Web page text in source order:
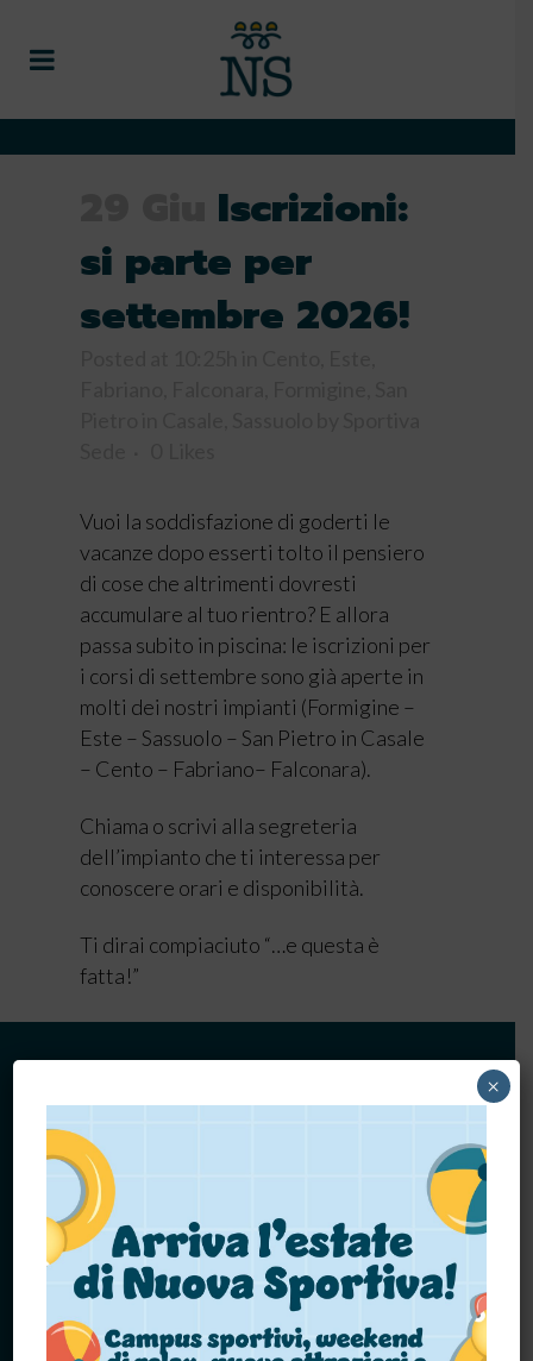
Iscrizioni:
si parte per
settembre 2026!
Vuoi la soddisfazione di goderti le
vacanze dopo esserti tolto il pensiero
di cose che altrimenti dovresti
accumulare al tuo rientro? E allora
passa subito in piscina: le iscrizioni per
i corsi di settembre sono già aperte in
molti dei nostri impianti (Formigine –
Este – Sassuolo – San Pietro in Casale
– Cento – Fabriano– Falconara).
Chiama o scrivi alla segreteria
dell’impianto che ti interessa per
conoscere orari e disponibilità.
Ti dirai compiaciuto “…e questa è
fatta!”
IMPIANTI
BEETHOVEN FERRARA
CENTO
CERVIA
COMACCHIO
ESTE
FABRIANO
×